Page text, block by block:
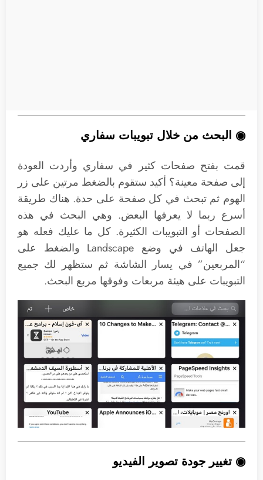
◉ البحث من خلال تبويبات سفاري
قمت بفتح صفحات كثير في سفاري وأردت العودة
إلى صفحة معينة؟ أكيد ستقوم بالضغط مرتين على زر
الهوم ثم تبحث في كل صفحة على حدة. هناك طريقة
أسرع ربما لا يعرفها البعض. وهي البحث في هذه
الصفحات أو التبويبات الكثيرة. كل ما عليك فعله هو
جعل الهاتف في وضع Landscape والضغط على
“المربعين” في يسار الشاشة ثم ستظهر لك جميع
التبويبات على هيئة مربعات وفوقها مربع البحث.
◉ تغيير جودة تصوير الفيديو